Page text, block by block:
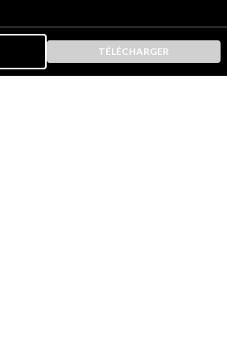
TÉLÉCHARGER